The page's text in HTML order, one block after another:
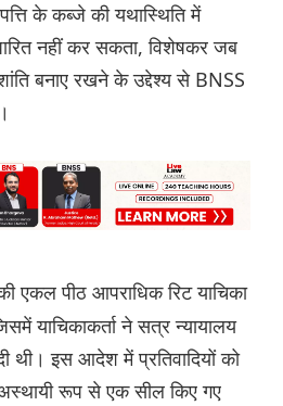
के कब्जे की यथास्थिति में
नहीं कर सकता, विशेषकर जब
बनाए रखने के उद्देश्य से BNSS
एकल पीठ आपराधिक रिट याचिका
याचिकाकर्ता ने सत्र न्यायालय
इस आदेश में प्रतिवादियों को
अस्थायी रूप से एक सील किए गए